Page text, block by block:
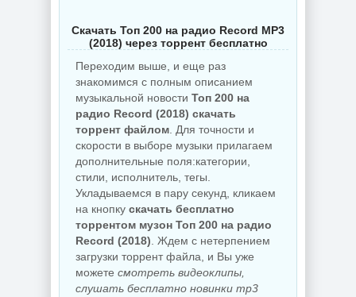
Скачать Топ 200 на радио Record MP3
(2018) через торрент бесплатно
Переходим выше, и еще раз
знакомимся с полным описанием
музыкальной новости Топ 200 на
радио Record (2018) скачать
торрент файлом . Для точности и
скорости в выборе музыки прилагаем
дополнительные поля:категории,
стили, исполнитель, тегы.
Укладываемся в пару секунд, кликаем
на кнопку скачать бесплатно
торрентом музон Топ 200 на радио
Record (2018) . Ждем с нетерпением
загрузки торрент файла, и Вы уже
можете смотреть видеоклипы,
слушать бесплатно новинки mp3